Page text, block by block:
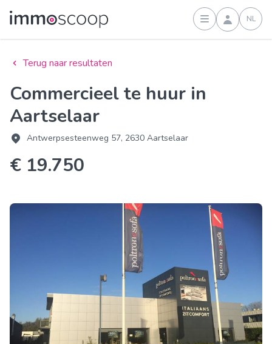
Inloggen
NL
Terug naar resultaten
Commercieel te huur in
Aartselaar
Antwerpsesteenweg 57, 2630 Aartselaar
€ 19.750